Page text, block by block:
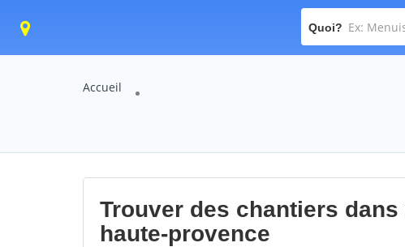
Quoi?
Accueil
Trouver des chantiers
haute-provence